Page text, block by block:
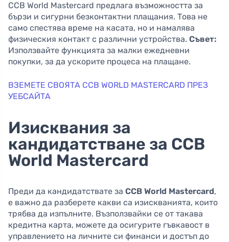
CCB World Mastercard предлага възможността за
бързи и сигурни безконтактни плащания. Това не
само спестява време на касата, но и намалява
физическия контакт с различни устройства. Съвет:
Използвайте функцията за малки ежедневни
покупки, за да ускорите процеса на плащане.
ВЗЕМЕТЕ СВОЯТА CCB WORLD MASTERCARD ПРЕЗ
УЕБСАЙТА
Изисквания за
кандидатстване за CCB
World Mastercard
Преди да кандидатствате за CCB World Mastercard,
е важно да разберете какви са изискванията, които
трябва да изпълните. Възползвайки се от такава
кредитна карта, можете да осигурите гъвкавост в
управлението на личните си финанси и достъп до